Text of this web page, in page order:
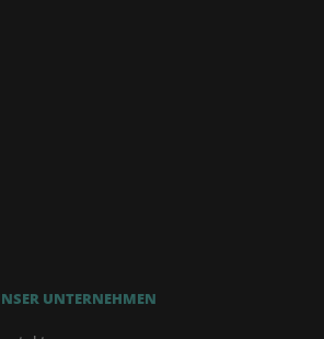
UNTERNEHMEN